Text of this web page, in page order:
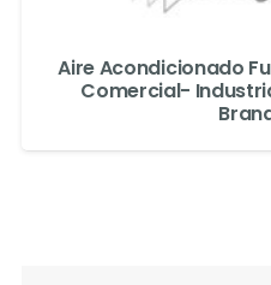
Aire Acondicionado
Comercial-